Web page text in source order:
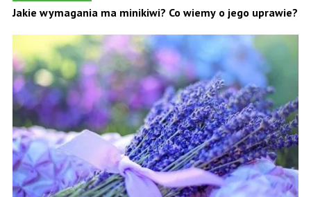
Jakie wymagania ma minikiwi? Co wiemy o jego uprawie?